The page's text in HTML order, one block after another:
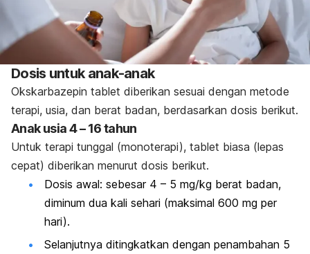
Dosis untuk anak-anak
Okskarbazepin tablet diberikan sesuai dengan metode
terapi, usia, dan berat badan, berdasarkan dosis berikut.
Anak usia 4 – 16 tahun
Untuk terapi tunggal (monoterapi), tablet biasa (lepas
cepat) diberikan menurut dosis berikut.
Dosis awal: sebesar 4 – 5 mg/kg berat badan,
diminum dua kali sehari (maksimal 600 mg per
hari).
Selanjutnya ditingkatkan dengan penambahan 5